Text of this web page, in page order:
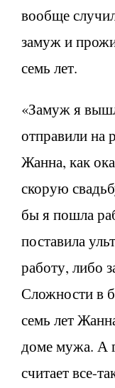
вообще
замуж и
семь лет.
«Замуж я
отправили на
Жанна, как
скорую
бы я пошла
поставила
работу, либо
Сложности в
семь лет
доме мужа. А
считает все-